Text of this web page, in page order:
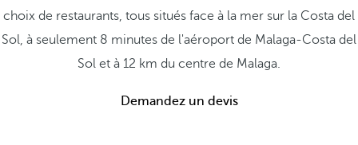
choix de restaurants, tous situés face à la mer sur la Costa del
Sol, à seulement 8 minutes de l'aéroport de Malaga-Costa del
Sol et à 12 km du centre de Malaga.
Demandez un devis